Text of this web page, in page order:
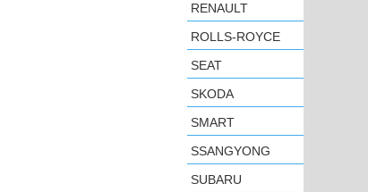
RENAULT
ROLLS-ROYCE
SEAT
SKODA
SMART
SSANGYONG
SUBARU